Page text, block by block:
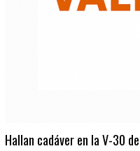
Hallan cadáver en la V-30